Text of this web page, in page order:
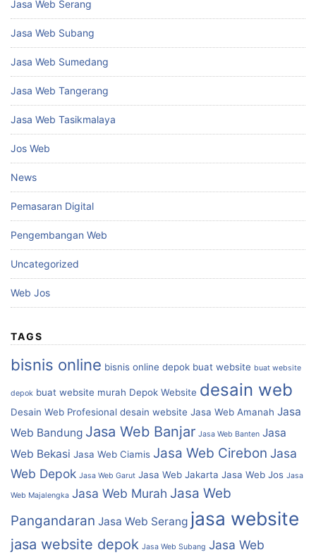
Jasa Web Serang
Jasa Web Subang
Jasa Web Sumedang
Jasa Web Tangerang
Jasa Web Tasikmalaya
Jos Web
News
Pemasaran Digital
Pengembangan Web
Uncategorized
Web Jos
TAGS
bisnis online bisnis online depok buat website buat website
depok buat website murah Depok Website desain web
Desain Web Profesional desain website Jasa Web Amanah Jasa
Web Bandung Jasa Web Banjar Jasa Web Banten Jasa
Web Bekasi Jasa Web Ciamis Jasa Web Cirebon Jasa
Web Depok Jasa Web Garut Jasa Web Jakarta Jasa Web Jos Jasa
Web Majalengka Jasa Web Murah Jasa Web
Pangandaran Jasa Web Serang jasa website
jasa website depok Jasa Web Subang Jasa Web